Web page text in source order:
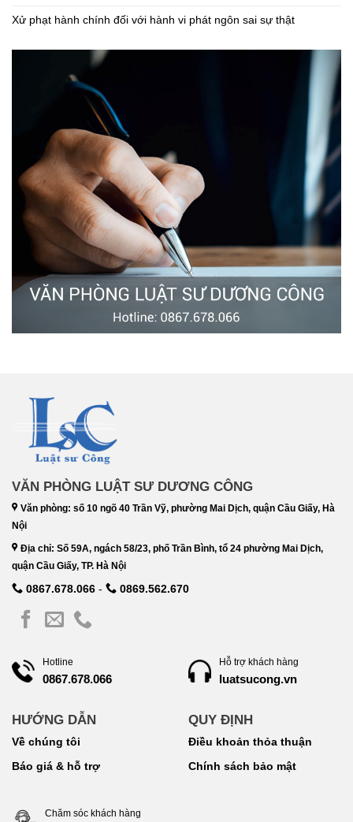
Xử phạt hành chính đối với hành vi phát ngôn sai sự thật
VĂN PHÒNG LUẬT SƯ DƯƠNG CÔNG
Văn phòng: số 10 ngõ 40 Trần Vỹ, phường Mai Dịch, quận Cầu Giấy, Hà
Nội
Địa chỉ: Số 59A, ngách 58/23, phố Trần Bình, tổ 24 phường Mai Dịch,
quận Cầu Giấy, TP. Hà Nội
0867.678.066 - 0869.562.670
Hotline
0867.678.066
HƯỚNG DẪN
Về chúng tôi
Báo giá & hỗ trợ
Hỗ trợ khách hàng
luatsucong.vn
QUY ĐỊNH
Điều khoản thỏa thuận
Chính sách bảo mật
Chăm sóc khách hàng